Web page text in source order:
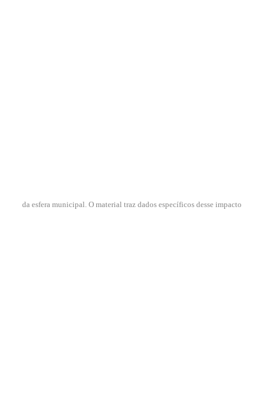
da esfera municipal. O material traz dados específicos desse impacto